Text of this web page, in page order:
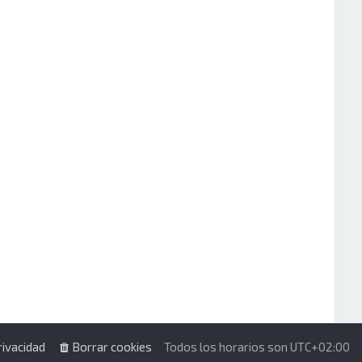
Todos los horarios son UTC+02:00
Borrar cookies